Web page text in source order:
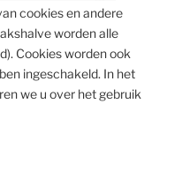
cookies en andere
worden alle
Cookies worden ook
ingeschakeld. In het
we u over het gebruik